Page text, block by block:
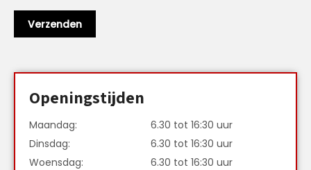
Openingstijden
Maandag:
6.30 tot 16:30 uur
Dinsdag:
6.30 tot 16:30 uur
Woensdag:
6.30 tot 16:30 uur